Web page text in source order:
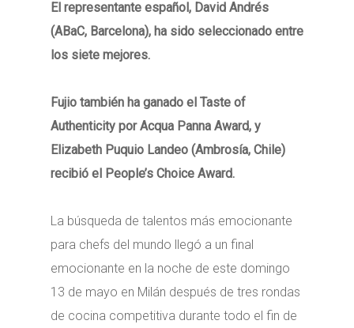
El representante español, David Andrés
(ABaC, Barcelona), ha sido seleccionado entre
los siete mejores.
Fujio también ha ganado el Taste of
Authenticity por Acqua Panna Award, y
Elizabeth Puquio Landeo (Ambrosía, Chile)
recibió el People’s Choice Award.
La búsqueda de talentos más emocionante
para chefs del mundo llegó a un final
emocionante en la noche de este domingo
13 de mayo en Milán después de tres rondas
de cocina competitiva durante todo el fin de